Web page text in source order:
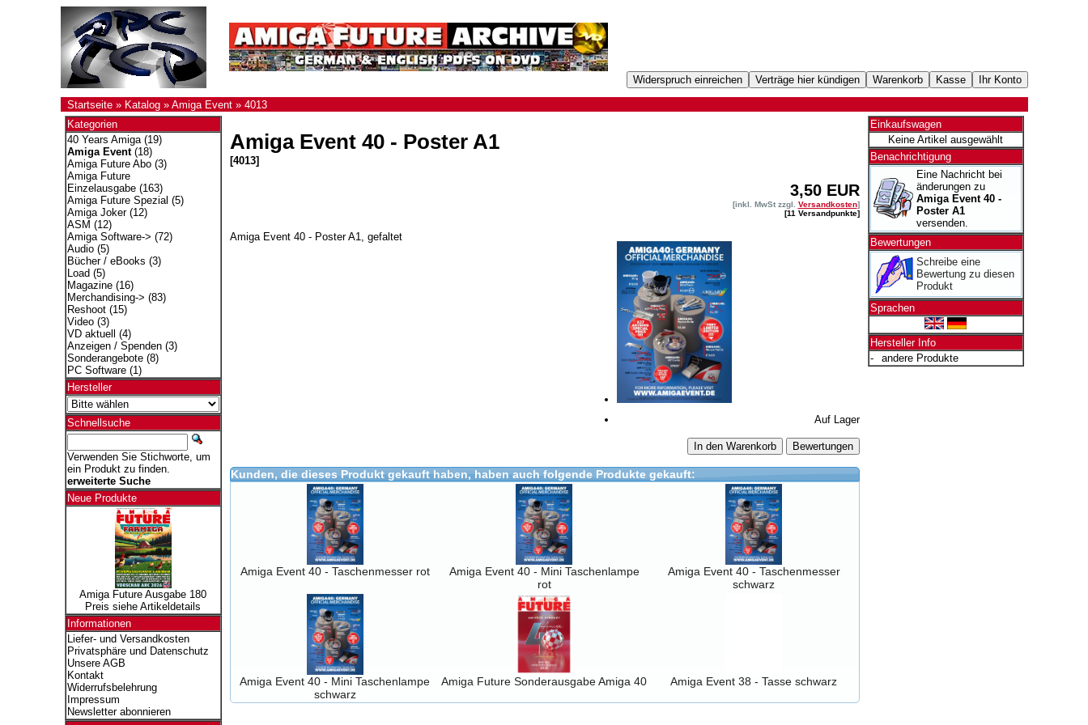
Startseite» Katalog» Amiga Event» 4013
Kategorien
40 Years Amiga(19)
Amiga Event(18)
Amiga Future Abo(3)
Amiga Future
Einzelausgabe(163)
Amiga Future Spezial (5)
Amiga Joker(12)
ASM (12)
Amiga Software-> (72)
Audio(5)
Bücher / eBooks (3)
Load (5)
Magazine(16)
Merchandising-> (83)
Reshoot(15)
Video(3)
VD aktuell
(4)
Anzeigen / Spenden(3)
Sonderangebote(8)
PC Software(1)
Hersteller
Schnellsuche
Verwenden Sie Stichworte, um
ein Produkt zu finden.
erweiterte Suche
Neue Produkte
Amiga Future Ausgabe 180
Preis siehe Artikeldetails
Informationen
Liefer- und Versandkosten
Privatsphäre und Datenschutz
Unsere AGB
Kontakt
Widerrufsbelehrung
Impressum
Newsletter abonnieren
Amiga Event 40 - Poster A1
[4013]
3,50 EUR
[inkl. MwSt zzgl. Versandkosten]
[11 Versandpunkte]
Amiga Event 40 - Poster A1, gefaltet
Auf Lager
In den Warenkorb
Kunden, die dieses Produkt gekauft haben, haben auch folgende Produkte gekauft:
Amiga Event 40 - Taschenmesser rot
Amiga Event 40 - Mini Taschenlampe
rot
Amiga Event 40 - Taschenmesser
schwarz
Amiga Event 40 - Mini Taschenlampe
schwarz
Amiga Future Sonderausgabe Amiga 40 Amiga Event 38 - Tasse schwarz
Einkaufswagen
Keine Artikel ausgewählt
Benachrichtigung
Eine Nachricht bei
änderungen zu
Amiga Event 40 -
Poster A1
versenden.
Bewertungen
Schreibe eine
Bewertung zu diesen
Produkt
Sprachen
Hersteller Info
-
andere Produkte